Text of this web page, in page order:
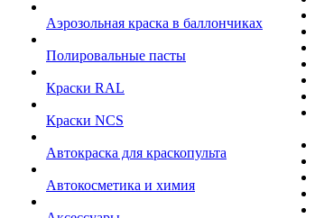
Аэрозольная краска в баллончиках
Полировальные пасты
Краски RAL
Краски NCS
Автокраска для краскопульта
Автокосметика и химия